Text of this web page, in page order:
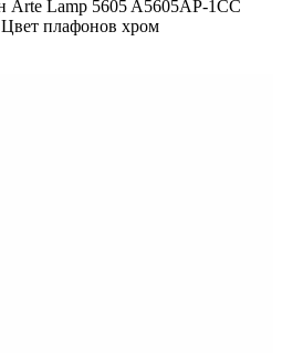
Arte Lamp 5605 A5605AP-1CC
плафонов хром